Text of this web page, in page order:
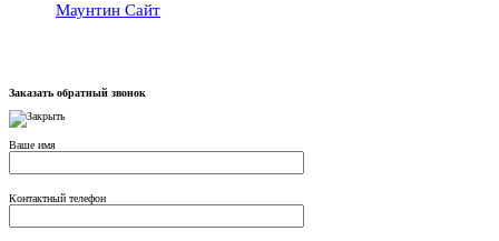
Маунтин Сайт
Заказать обратный звонок
Ваше имя
Контактный телефон